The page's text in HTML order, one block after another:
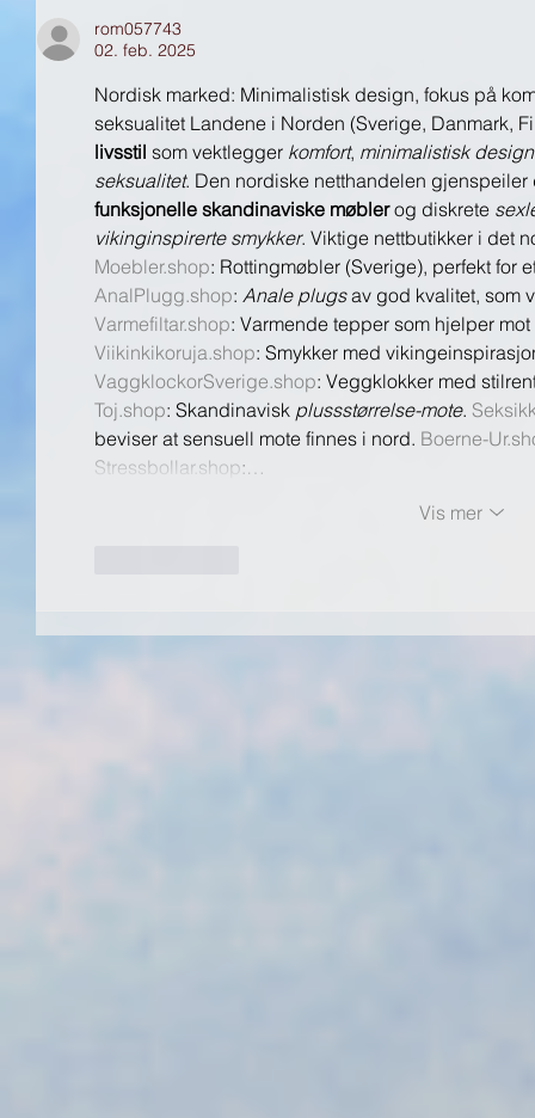
rom057743
02. feb. 2025
Nordisk marked: Minimalistisk design, fokus på
seksualitet Landene i Norden (Sverige, Danmark,
livsstil som vektlegger komfort, minimalistisk design
seksualitet. Den nordiske netthandelen
funksjonelle skandinaviske møbler og diskrete
vikinginspirerte smykker. Viktige nettbutikker i det
Moebler.shop: Rottingmøbler (Sverige), perfekt for
AnalPlugg.shop: Anale plugs av god kvalitet, som
Varmefiltar.shop: Varmende tepper som hjelper
Viikinkikoruja.shop: Smykker med
VaggklockorSverige.shop: Veggklokker med
Toj.shop: Skandinavisk plussstørrelse-mote.
beviser at sensuell mote finnes i nord. Boerne-
Stressbollar.shop:…
Vis mer